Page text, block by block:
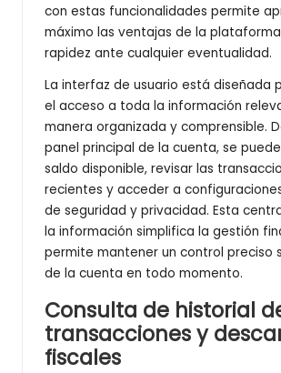
con estas funcionalidades permite
máximo las ventajas de la
rapidez ante cualquier eventualidad.
La interfaz de usuario está diseñada
el acceso a toda la información
manera organizada y comprensible.
panel principal de la cuenta, se
saldo disponible, revisar las
recientes y acceder a
de seguridad y privacidad. Esta
la información simplifica la gestión
permite mantener un control preciso
de la cuenta en todo momento.
Consulta de historial
transacciones y
fiscales